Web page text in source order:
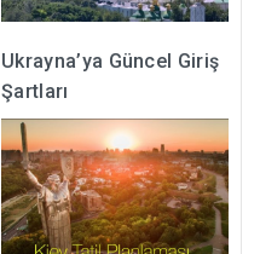
Ukrayna’ya Güncel Giriş
Şartları